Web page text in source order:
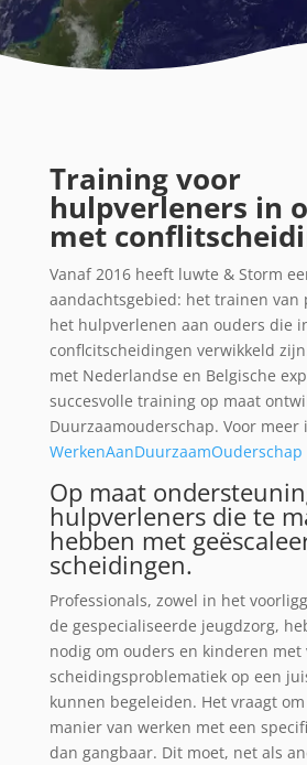
Training voor
hulpverleners in
met
Vanaf 2016 heeft luwte & Storm
aandachtsgebied: het trainen van
het hulpverlenen aan ouders die
conflcitscheidingen verwikkeld
met Nederlandse en Belgische
succesvolle training op maat
Duurzaamouderschap. Voor meer
WerkenAanDuurzaamOuderschap
Op maat
hulpverleners die te
hebben met
scheidingen.
Professionals, zowel in het
de gespecialiseerde jeugdzorg,
nodig om ouders en kinderen met
scheidingsproblematiek op een
kunnen begeleiden. Het vraagt
manier van werken met een
dan gangbaar. Dit moet, net als